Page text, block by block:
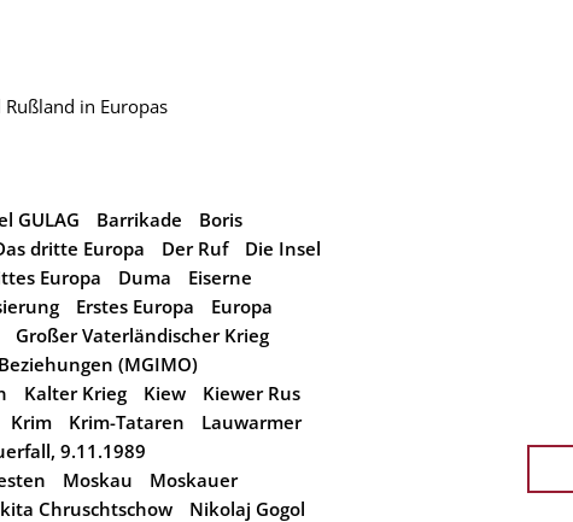
in Europas
GULAG Barrikade
Boris
dritte Europa Der Ruf
Die Insel
Europa Duma
Eiserne
Erstes Europa
Europa
Großer Vaterländischer Krieg
(MGIMO)
Kalter Krieg Kiew
Kiewer Rus
Krim Krim-Tataren
Lauwarmer
9.11.1989
Moskau
Moskauer
Chruschtschow
Nikolaj Gogol